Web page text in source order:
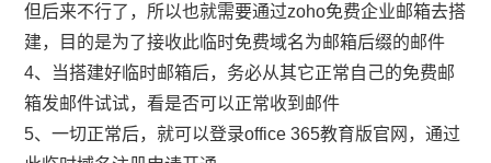
但后来不行了，所以也就需要通过zoho免费企业邮箱去搭
建，目的是为了接收此临时免费域名为邮箱后缀的邮件
4、当搭建好临时邮箱后，务必从其它正常自己的免费邮
箱发邮件试试，看是否可以正常收到邮件
5、一切正常后，就可以登录office 365教育版官网，通过